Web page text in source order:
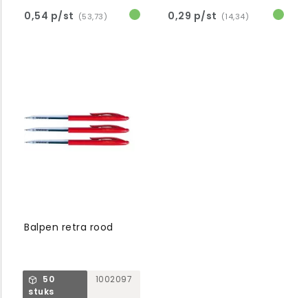
0,54 p/st (53,73) 0,29 p/st (14,34)
Balpen retra rood
50
stuks
1002097